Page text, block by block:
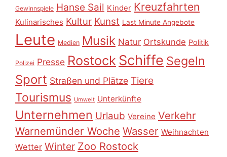
Gewinnspiele Hanse Sail Kinder Kreuzfahrten
Kulinarisches Kultur Kunst Last Minute Angebote
Leute Medien Musik Natur Ortskunde Politik
Polizei Presse Rostock Schiffe Segeln
Sport Straßen und Plätze Tiere
Tourismus Umwelt Unterkünfte
Unternehmen Urlaub Vereine Verkehr
Warnemünder Woche Wasser Weihnachten
Wetter Winter Zoo Rostock